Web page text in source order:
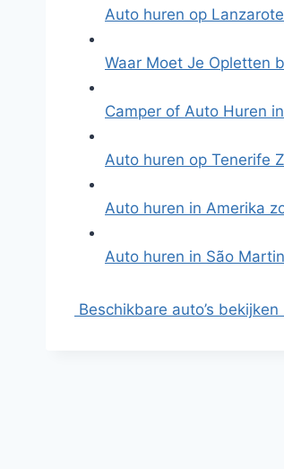
Auto huren op
Waar Moet Je Opletten
Camper of Auto Huren
Auto huren op Tenerife
Auto huren in Amerika
Auto huren in São
Beschikbare auto’s bekijken